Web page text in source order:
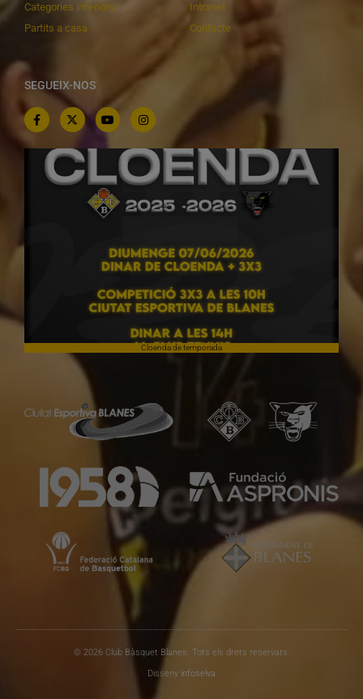
Categories inferiors
Partits a casa
Intranet
Contacte
SEGUEIX-NOS
Cloenda de temporada
© 2026 Club Bàsquet Blanes. Tots els drets reservats.
Disseny infoselva